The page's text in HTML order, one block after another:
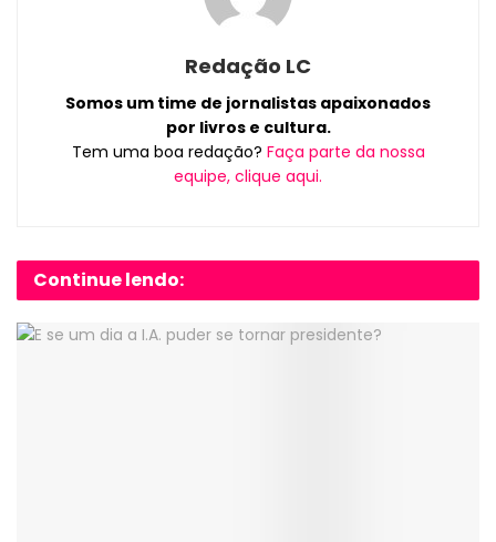
Redação LC
Somos um time de jornalistas apaixonados
por livros e cultura.
Tem uma boa redação? Faça parte da nossa
equipe, clique aqui.
Continue lendo: